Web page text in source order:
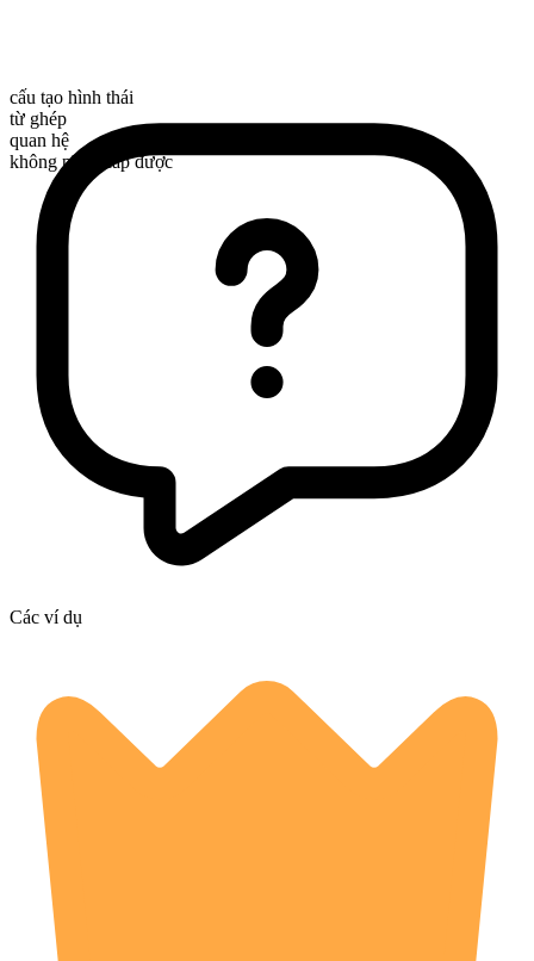
cấu tạo hình thái
từ ghép
quan hệ
không phân cấp được
Các ví dụ